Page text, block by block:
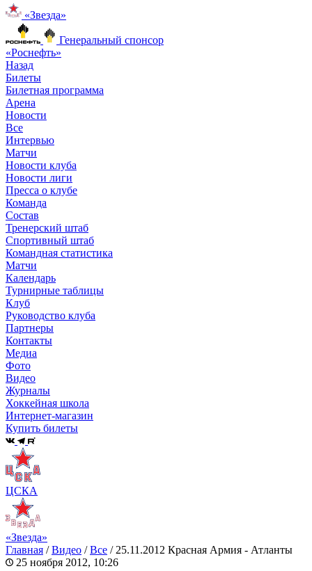
«Звезда»
Генеральный спонсор
«Роснефть»
Назад
Билеты
Билетная программа
Арена
Новости
Все
Интервью
Матчи
Новости клуба
Новости лиги
Пресса о клубе
Команда
Состав
Тренерский штаб
Спортивный штаб
Командная статистика
Матчи
Календарь
Турнирные таблицы
Клуб
Руководство клуба
Партнеры
Контакты
Медиа
Фото
Видео
Журналы
Хоккейная школа
Интернет-магазин
Купить билеты
ЦСКА
«Звезда»
Главная /Видео /Все / 25.11.2012 Красная Армия - Атланты
25 ноября 2012, 10:26